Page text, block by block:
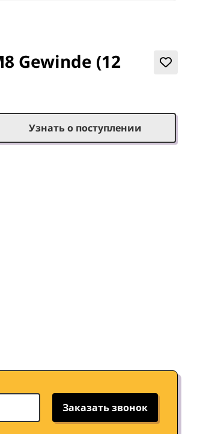
Gewinde (12
Узнать о поступлении
Заказать звонок